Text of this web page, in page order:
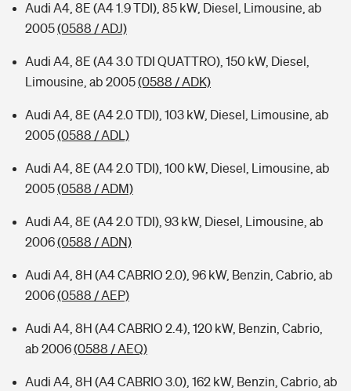
Audi A4, 8E (A4 1.9 TDI), 85 kW, Diesel, Limousine, ab
2005(0588 / ADJ)
Audi A4, 8E (A4 3.0 TDI QUATTRO), 150 kW, Diesel,
Limousine, ab 2005(0588 / ADK)
Audi A4, 8E (A4 2.0 TDI), 103 kW, Diesel, Limousine, ab
2005(0588 / ADL)
Audi A4, 8E (A4 2.0 TDI), 100 kW, Diesel, Limousine, ab
2005(0588 / ADM)
Audi A4, 8E (A4 2.0 TDI), 93 kW, Diesel, Limousine, ab
2006(0588 / ADN)
Audi A4, 8H (A4 CABRIO 2.0), 96 kW, Benzin, Cabrio, ab
2006(0588 / AEP)
Audi A4, 8H (A4 CABRIO 2.4), 120 kW, Benzin, Cabrio,
ab 2006(0588 / AEQ)
Audi A4, 8H (A4 CABRIO 3.0), 162 kW, Benzin, Cabrio, ab